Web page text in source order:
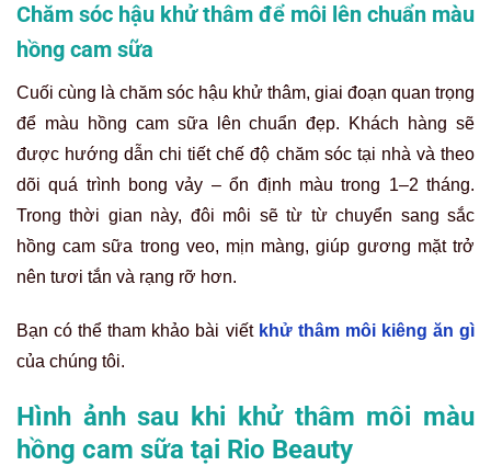
Chăm sóc hậu khử thâm để môi lên chuẩn màu
hồng cam sữa
Cuối cùng là chăm sóc hậu khử thâm, giai đoạn quan trọng
để màu hồng cam sữa lên chuẩn đẹp. Khách hàng sẽ
được hướng dẫn chi tiết chế độ chăm sóc tại nhà và theo
dõi quá trình bong vảy – ổn định màu trong 1–2 tháng.
Trong thời gian này, đôi môi sẽ từ từ chuyển sang sắc
hồng cam sữa trong veo, mịn màng, giúp gương mặt trở
nên tươi tắn và rạng rỡ hơn.
Bạn có thể tham khảo bài viết khử thâm môi kiêng ăn gì
của chúng tôi.
Hình ảnh sau khi khử thâm môi màu
hồng cam sữa tại Rio Beauty